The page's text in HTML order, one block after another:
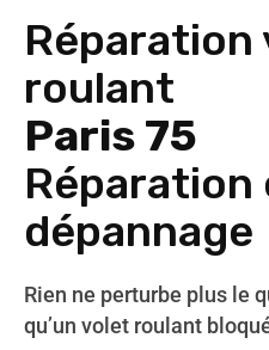
Réparation
roulant
Paris 75
Réparation
dépannage
Rien ne perturbe plus le
qu’un volet roulant